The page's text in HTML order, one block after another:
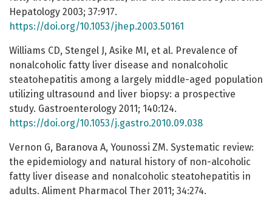
Hepatology 2003; 37:917.
https://doi.org/10.1053/jhep.2003.50161
Williams CD, Stengel J, Asike MI, et al. Prevalence of
nonalcoholic fatty liver disease and nonalcoholic
steatohepatitis among a largely middle-aged population
utilizing ultrasound and liver biopsy: a prospective
study. Gastroenterology 2011; 140:124.
https://doi.org/10.1053/j.gastro.2010.09.038
Vernon G, Baranova A, Younossi ZM. Systematic review:
the epidemiology and natural history of non-alcoholic
fatty liver disease and nonalcoholic steatohepatitis in
adults. Aliment Pharmacol Ther 2011; 34:274.